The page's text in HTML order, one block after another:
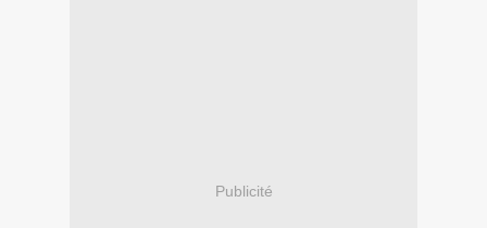
Publicité